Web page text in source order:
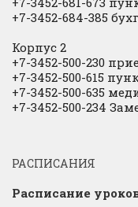
+7-3452-684-385
Корпус 2
+7-3452-500-230
+7-3452-500-615
+7-3452-500-635
+7-3452-500-234
РАСПИСАНИЯ
Расписание